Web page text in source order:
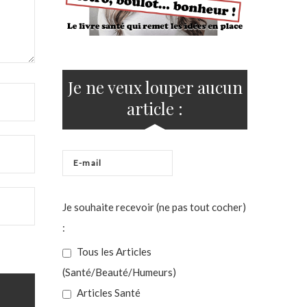
Je ne veux louper aucun
article :
Je souhaite recevoir (ne pas tout cocher)
:
Tous les Articles
(Santé/Beauté/Humeurs)
Articles Santé